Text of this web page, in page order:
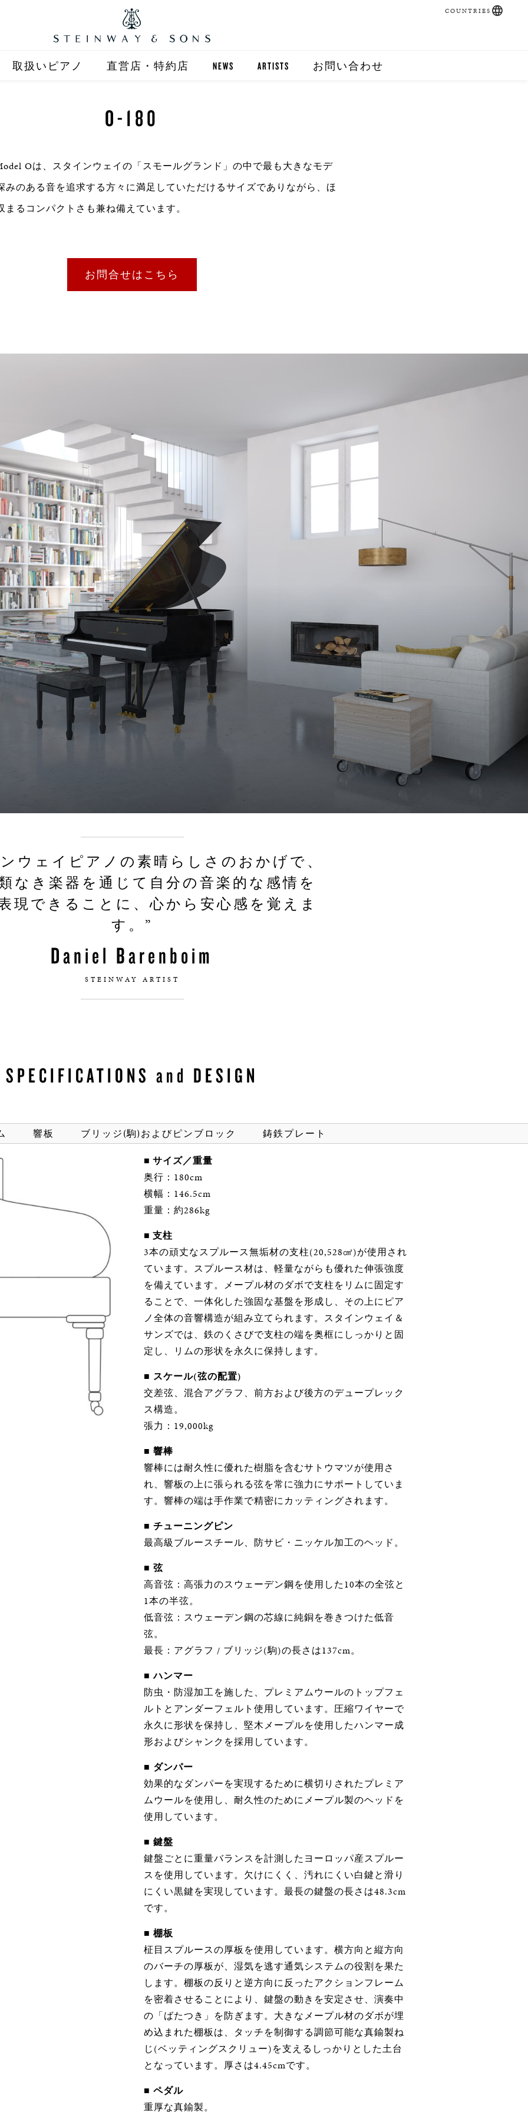
取扱いピアノ 直営店・特約店
直営店 (大阪)
NEWS ARTISTS お問い合わせ
COUNTRIES
O-180
Oは、スタインウェイの「スモールグランド」の中で最も大きなモデ
みのある音を追求する方々に満足していただけるサイズでありながら、ほ
るコンパクトさも兼ね備えています。
お問合せはこちら
ウェイピアノの素晴らしさのおかげで、
なき楽器を通じて自分の音楽的な感情を
現できることに、心から安心感を覚えま
す。”
Daniel Barenboim
STEINWAY ARTIST
SPECIFICATIONS and DESIGN
響板 ブリッジ(駒)およびピンブロック 鋳鉄プレート
■ サイズ／重量
奥行：180cm
横幅：146.5cm
重量：約286kg
■ 支柱
3本の頑丈なスプルース無垢材の支柱(20,528㎤)が使用され
ています。スプルース材は、軽量ながらも優れた伸張強度
を備えています。メープル材のダボで支柱をリムに固定す
ることで、一体化した強固な基盤を形成し、その上にピア
ノ全体の音響構造が組み立てられます。スタインウェイ＆
サンズでは、鉄のくさびで支柱の端を奥框にしっかりと固
定し、リムの形状を永久に保持します。
■ スケール(弦の配置)
交差弦、混合アグラフ、前方および後方のデュープレック
ス構造。
張力：19,000kg
■響棒
響棒には耐久性に優れた樹脂を含むサトウマツが使用さ
れ、響板の上に張られる弦を常に強力にサポートしていま
す。響棒の端は手作業で精密にカッティングされます。
■ チューニングピン
最高級ブルースチール、防サビ・ニッケル加工のヘッド。
■ 弦
高音弦：高張力のスウェーデン鋼を使用した10本の全弦と
1本の半弦。
低音弦：スウェーデン鋼の芯線に純銅を巻きつけた低音
弦。
最長：アグラフ / ブリッジ(駒)の長さは137cm。
■ハンマー
防虫・防湿加工を施した、プレミアムウールのトップフェ
ルトとアンダーフェルト使用しています。圧縮ワイヤーで
永久に形状を保持し、堅木メープルを使用したハンマー成
形およびシャンクを採用しています。
■ ダンパー
効果的なダンパーを実現するために横切りされたプレミア
ムウールを使用し、耐久性のためにメープル製のヘッドを
使用しています。
■ 鍵盤
鍵盤ごとに重量バランスを計測したヨーロッパ産スプルー
スを使用しています。欠けにくく、汚れにくい白鍵と滑り
にくい黒鍵を実現しています。最長の鍵盤の長さは48.3cm
です。
■ 棚板
柾目スプルースの厚板を使用しています。横方向と縦方向
のバーチの厚板が、湿気を逃す通気システムの役割を果た
します。棚板の反りと逆方向に反ったアクションフレーム
を密着させることにより、鍵盤の動きを安定させ、演奏中
の「ばたつき」を防ぎます。大きなメープル材のダボが埋
め込まれた棚板は、タッチを制御する調節可能な真鍮製ね
じ(ベッティングスクリュー)を支えるしっかりとした土台
となっています。厚さは4.45cmです。
■ ペダル
重厚な真鍮製。